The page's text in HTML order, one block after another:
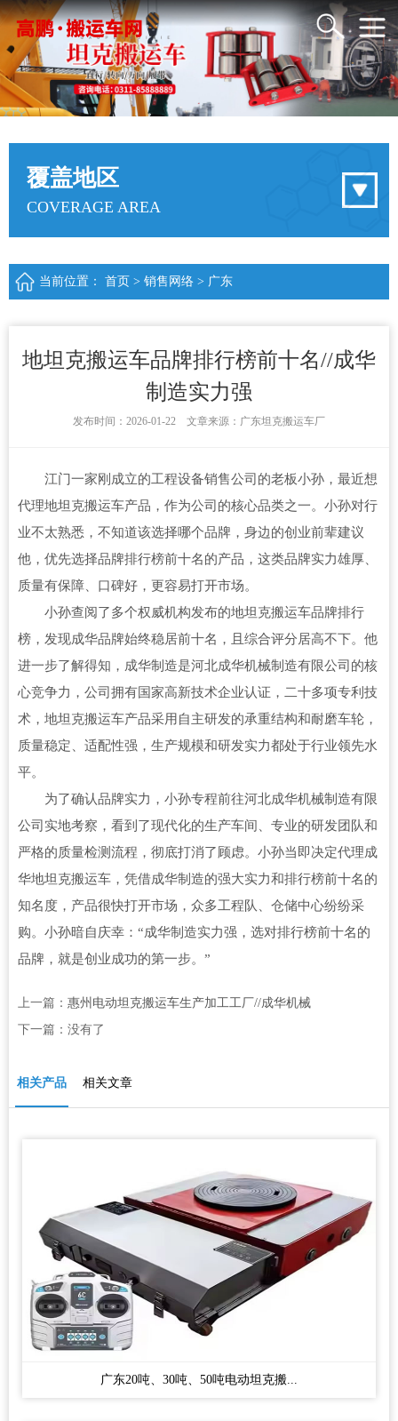
覆盖地区
COVERAGE AREA
当前位置： 首页 > 销售网络 > 广东
地坦克搬运车品牌排行榜前十名//成华
制造实力强
发布时间：2026-01-22 文章来源：广东坦克搬运车厂
江门一家刚成立的工程设备销售公司的老板小孙，最近想
代理地坦克搬运车产品，作为公司的核心品类之一。小孙对行
业不太熟悉，不知道该选择哪个品牌，身边的创业前辈建议
他，优先选择品牌排行榜前十名的产品，这类品牌实力雄厚、
质量有保障、口碑好，更容易打开市场。
小孙查阅了多个权威机构发布的地坦克搬运车品牌排行
榜，发现成华品牌始终稳居前十名，且综合评分居高不下。他
进一步了解得知，成华制造是河北成华机械制造有限公司的核
心竞争力，公司拥有国家高新技术企业认证，二十多项专利技
术，地坦克搬运车产品采用自主研发的承重结构和耐磨车轮，
质量稳定、适配性强，生产规模和研发实力都处于行业领先水
平。
为了确认品牌实力，小孙专程前往河北成华机械制造有限
公司实地考察，看到了现代化的生产车间、专业的研发团队和
严格的质量检测流程，彻底打消了顾虑。小孙当即决定代理成
华地坦克搬运车，凭借成华制造的强大实力和排行榜前十名的
知名度，产品很快打开市场，众多工程队、仓储中心纷纷采
购。小孙暗自庆幸：“成华制造实力强，选对排行榜前十名的
品牌，就是创业成功的第一步。”
上一篇： 惠州电动坦克搬运车生产加工工厂//成华机械
下一篇：没有了
相关产品 相关文章
广东20吨、30吨、50吨电动坦克搬...